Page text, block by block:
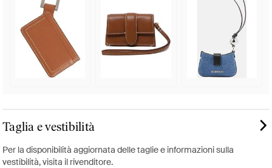
Taglia e vestibilità
Per la disponibilità aggiornata delle taglie e informazioni sulla
vestibilità, visita il rivenditore.